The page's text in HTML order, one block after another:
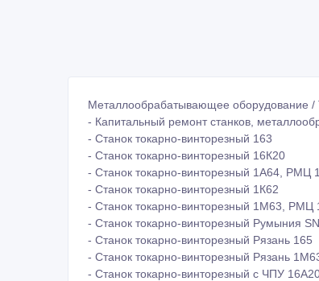
Металлообрабатывающее оборудование /
- Капитальный ремонт станков,
- Станок токарно-винторезный 163
- Станок токарно-винторезный 16К20
- Станок токарно-винторезный 1А64, РМЦ
- Станок токарно-винторезный 1К62
- Станок токарно-винторезный 1М63, РМЦ
- Станок токарно-винторезный Румыния
- Станок токарно-винторезный Рязань 165
- Станок токарно-винторезный Рязань
- Станок токарно-винторезный с ЧПУ